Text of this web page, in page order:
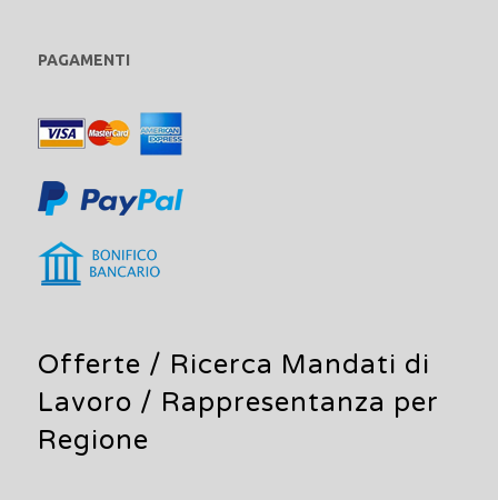
PAGAMENTI
Offerte / Ricerca Mandati di
Lavoro / Rappresentanza per
Regione